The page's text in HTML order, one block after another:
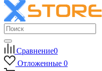
Сравнение0
Отложенные 0